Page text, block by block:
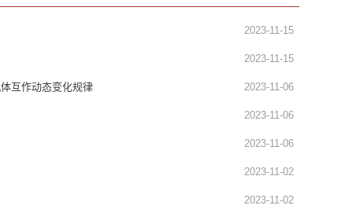
2023-11-15
2023-11-15
互作动态变化规律 2023-11-06
2023-11-06
2023-11-06
2023-11-02
2023-11-02